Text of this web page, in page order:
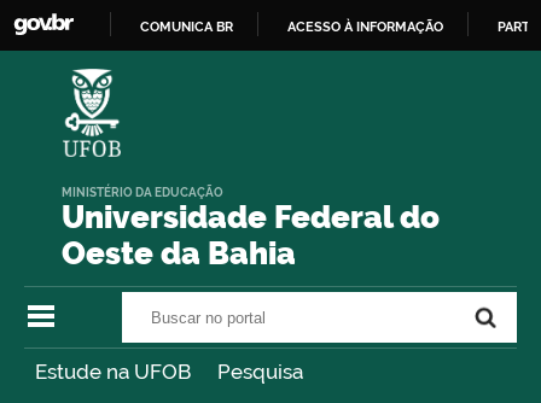
COMUNICA BR ACESSO À INFORMAÇÃO
Universidade Federal do
Oeste da Bahia
MINISTÉRIO DA EDUCAÇÃO
Estude na UFOB
Pesquisa